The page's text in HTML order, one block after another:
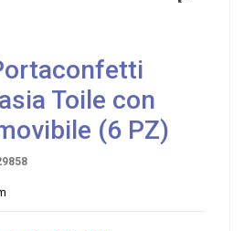
Toile con
(6 PZ)